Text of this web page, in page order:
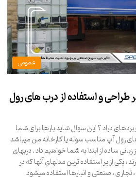
عمومی
و استفاده از درب های رول
دراد ؟ این سوال شاید بارها برای شما
رول آپ مناسب سوله یا کارخانه من میباشد
ساده از ابتدا به شما خواهیم داد . دربهای
، یکی از پر استفاده ترین مدلهای آنها که در
، صنعتی و انبارها استفاده میشود